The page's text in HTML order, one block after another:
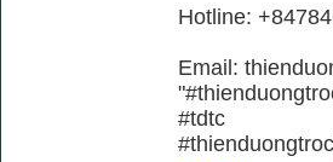
Hotline:
Email:
#tdtc